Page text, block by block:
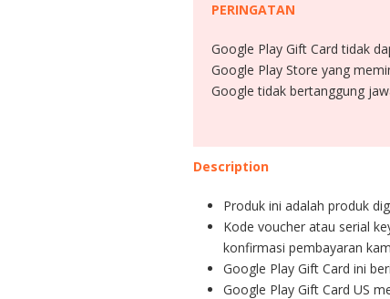
PERINGATAN
Google Play Gift Card tidak
Google Play Store yang
Google tidak bertanggung
Description
Produk ini adalah produk
Kode voucher atau serial
konfirmasi pembayaran
Google Play Gift Card ini
Google Play Gift Card US